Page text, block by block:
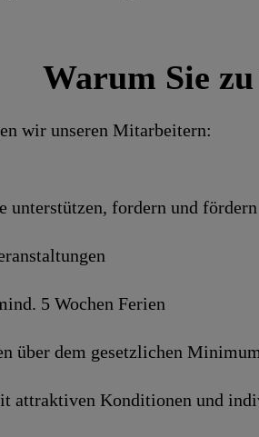
Warum Sie
wir unseren Mitarbeitern:
unterstützen, fordern und fördern
5 Wochen Ferien
über dem gesetzlichen Minimum
attraktiven Konditionen und